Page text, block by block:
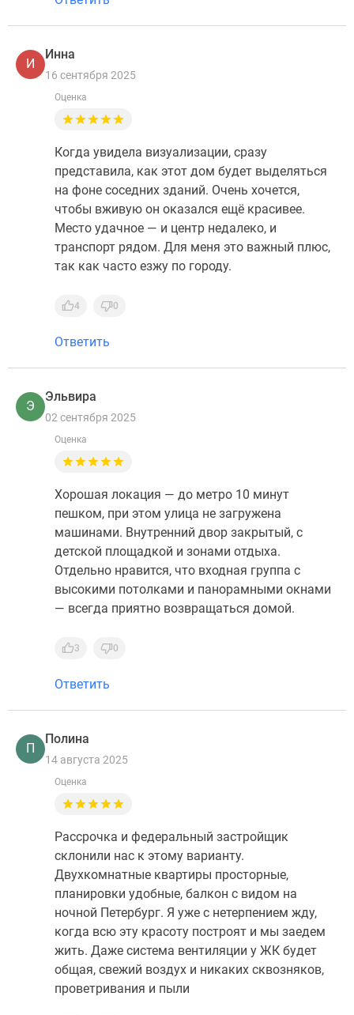
И
Инна
16 сентября 2025
Оценка
Когда увидела визуализации, сразу
представила, как этот дом будет выделяться
на фоне соседних зданий. Очень хочется,
чтобы вживую он оказался ещё красивее.
Место удачное — и центр недалеко, и
транспорт рядом. Для меня это важный плюс,
так как часто езжу по городу.
4 0
Ответить
Э
Эльвира
02 сентября 2025
Оценка
Хорошая локация — до метро 10 минут
пешком, при этом улица не загружена
машинами. Внутренний двор закрытый, с
детской площадкой и зонами отдыха.
Отдельно нравится, что входная группа с
высокими потолками и панорамными окнами
— всегда приятно возвращаться домой.
3 0
Ответить
П
Полина
14 августа 2025
Оценка
Рассрочка и федеральный застройщик
склонили нас к этому варианту.
Двухкомнатные квартиры просторные,
планировки удобные, балкон с видом на
ночной Петербург. Я уже с нетерпением жду,
когда всю эту красоту построят и мы заедем
жить. Даже система вентиляции у ЖК будет
общая, свежий воздух и никаких сквозняков,
проветривания и пыли